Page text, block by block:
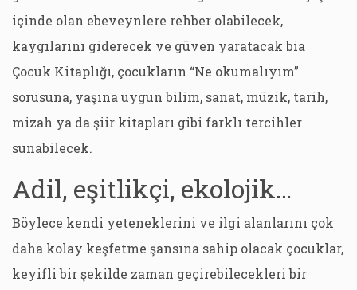
içinde olan ebeveynlere rehber olabilecek,
kaygılarını giderecek ve güven yaratacak bia
Çocuk Kitaplığı, çocukların “Ne okumalıyım”
sorusuna, yaşına uygun bilim, sanat, müzik, tarih,
mizah ya da şiir kitapları gibi farklı tercihler
sunabilecek.
Adil, eşitlikçi, ekolojik…
Böylece kendi yeteneklerini ve ilgi alanlarını çok
daha kolay keşfetme şansına sahip olacak çocuklar,
keyifli bir şekilde zaman geçirebilecekleri bir